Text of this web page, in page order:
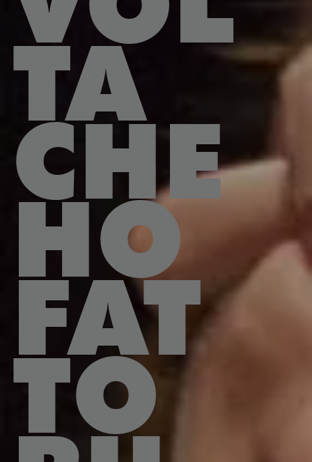
TA
CHE
HO
FAT
TO